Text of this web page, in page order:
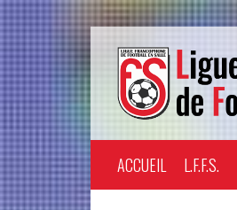
ACCUEIL L.F.F.S.